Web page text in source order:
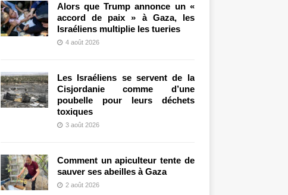
Alors que Trump annonce un «
accord de paix » à Gaza, les
Israéliens multiplie les tueries
4 août 2026
Les Israéliens se servent de la
Cisjordanie comme d’une
poubelle pour leurs déchets
toxiques
3 août 2026
Comment un apiculteur tente de
sauver ses abeilles à Gaza
2 août 2026